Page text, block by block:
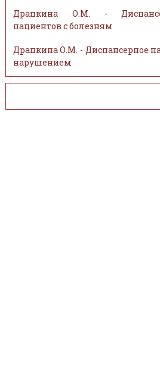
Драпкина О.М. -
пациентов с болезням
Драпкина О.М. - Диспансерное
нарушением